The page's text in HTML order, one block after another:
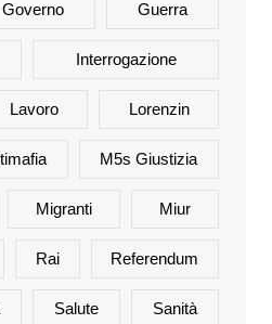
Governo Guerra
Interrogazione
Lavoro Lorenzin
M5s Giustizia
Migranti Miur
Rai Referendum
Salute Sanità